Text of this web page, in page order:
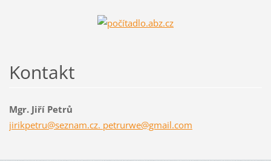
Kontakt
Mgr. Jiří Petrů
jirikpetru@seznam.cz. petrurwe@gmail.com